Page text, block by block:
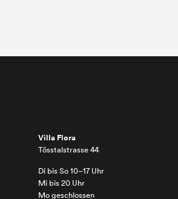
Villa Flora
Tösstalstrasse 44
Di bis So 10–17 Uhr
Mi bis 20 Uhr
Mo geschlossen